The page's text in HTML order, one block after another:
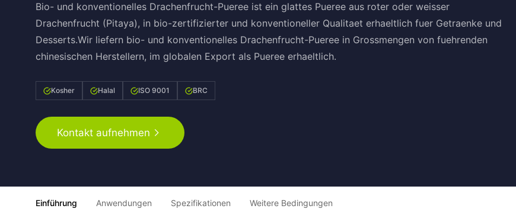
Bio- und konventionelles Drachenfrucht-Pueree ist ein glattes Pueree aus roter oder weisser
Drachenfrucht (Pitaya), in bio-zertifizierter und konventioneller Qualitaet erhaeltlich fuer Getraenke und
Desserts.Wir liefern bio- und konventionelles Drachenfrucht-Pueree in Grossmengen von fuehrenden
chinesischen Herstellern, im globalen Export als Pueree erhaeltlich.
Kosher Halal ISO 9001 BRC
Kontakt aufnehmen
Einführung Anwendungen Spezifikationen Weitere Bedingungen